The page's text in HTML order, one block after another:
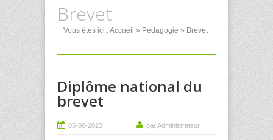
Brevet
Vous êtes ici :Accueil » Pédagogie » Brevet
Diplôme national du
brevet
05-06-2023 par Administrateur